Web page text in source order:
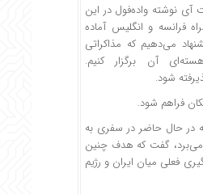
آی نوشته واده‌فول در این
فرانسه و انگلیس آماده
می‌دهیم که مذاکراتی
آن برگزار کنیم.
شود.
فراهم شود.
در حال حاضر در سفری به
گفت که هدف چنین
فعلی میان ایران و رژیم